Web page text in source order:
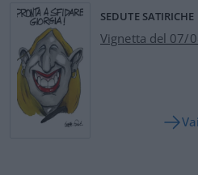
SEDUTE SATIRICHE
Vignetta del 07/